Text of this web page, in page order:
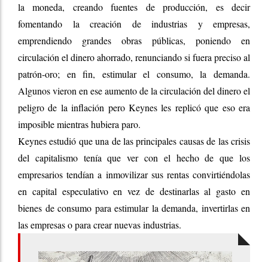
la moneda, creando fuentes de producción, es decir
fomentando la creación de industrias y empresas,
emprendiendo grandes obras públicas, poniendo en
circulación el dinero ahorrado, renunciando si fuera preciso al
patrón-oro; en fin, estimular el consumo, la demanda.
Algunos vieron en ese aumento de la circulación del dinero el
peligro de la inflación pero Keynes les replicó que eso era
imposible mientras hubiera paro.
Keynes estudió que una de las principales causas de las crisis
del capitalismo tenía que ver con el hecho de que los
empresarios tendían a inmovilizar sus rentas convirtiéndolas
en capital especulativo en vez de destinarlas al gasto en
bienes de consumo para estimular la demanda, invertirlas en
las empresas o para crear nuevas industrias.